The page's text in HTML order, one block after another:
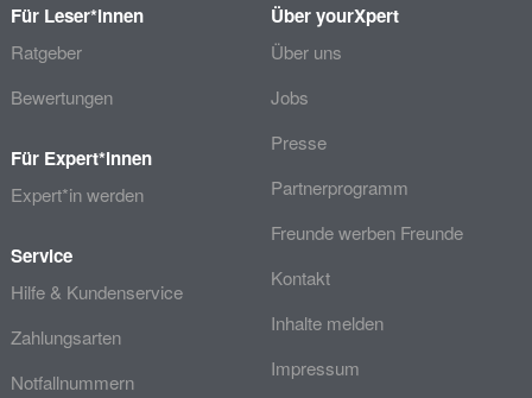
Für Leser*innen
Ratgeber
Bewertungen
Für Expert*innen
Expert*in werden
Service
Hilfe & Kundenservice
Zahlungsarten
Notfallnummern
Über yourXpert
Über uns
Jobs
Presse
Partnerprogramm
Freunde werben Freunde
Kontakt
Inhalte melden
Impressum